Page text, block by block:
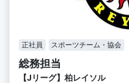
正社員 スポーツチーム・協会
総務担当
【Jリーグ】柏レイソル